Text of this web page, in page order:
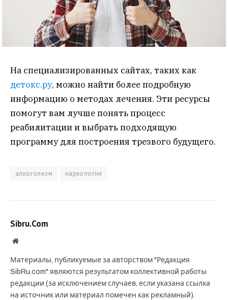
На специализированных сайтах, таких как
детокс.ру, можно найти более подробную
информацию о методах лечения. Эти ресурсы
помогут вам лучше понять процесс
реабилитации и выбрать подходящую
программу для построения трезвого будущего.
алкоголизм наркология
Sibru.Com
Website
Материалы, публикуемые за авторством "Редакция
SibRu.com" являются результатом коллективной работы
редакции (за исключением случаев, если указана ссылка
на источник или материал помечен как рекламный).